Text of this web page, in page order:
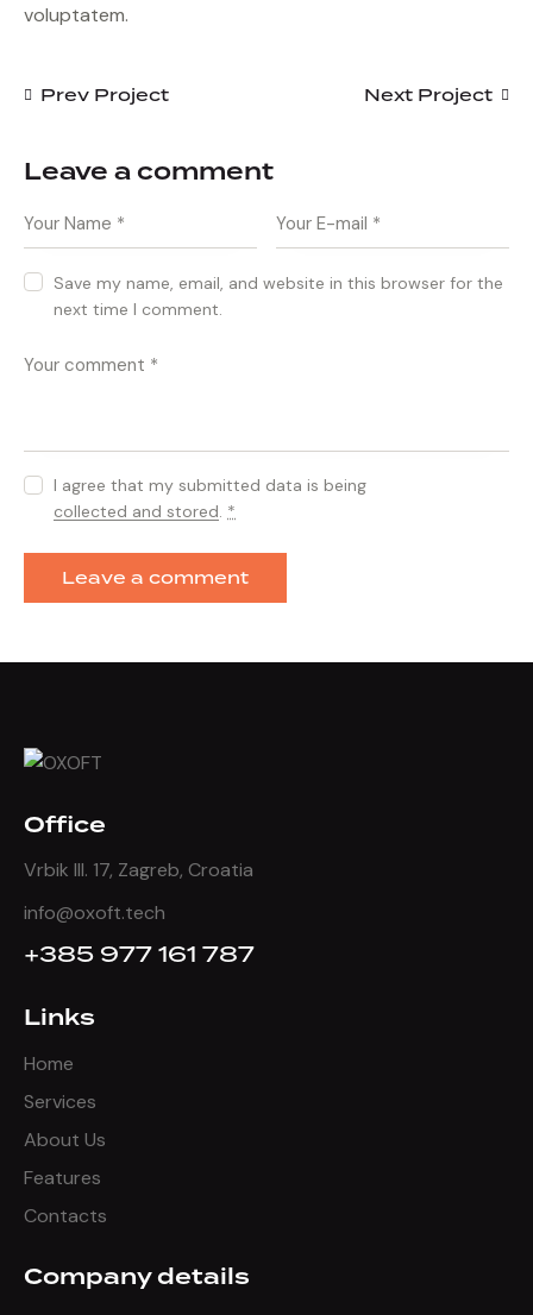
voluptatem.
Prev Project Next Project
Leave a comment
Save my name, email, and website in this browser for the
next time I comment.
I agree that my submitted data is being
collected and stored. *
Office
Vrbik III. 17, Zagreb, Croatia
info@oxoft.tech
+385 977 161 787
Links
Home
Services
About Us
Features
Contacts
Company details